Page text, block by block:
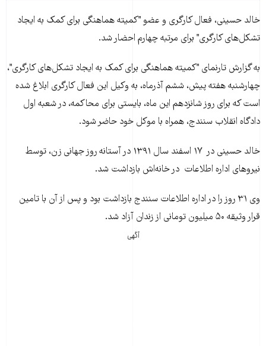
خالد حسینی، فعال کارگری و عضو "کمیته هماهنگی برای کمک به ایجاد
تشکل‌های کارگری" برای مرتبه چهارم احضار شد.
به گزارش تارنمای "کمیته هماهنگی برای کمک به ایجاد تشکل‌های کارگری"،
چهارشنبه هفته پیش، ششم آذرماه، به وکیل این فعال کارگری ابلاغ شده
است که برای روز شانزدهم این ماه، بایستی برای محاکمه، در شعبه اول
دادگاه انقلاب سنندج، همراه با موکل خود حاضر شود.
خالد حسینی در ۱۷ اسفند سال ۱۳۹۱ در آستانه روز جهانی زن، توسط
نیروهای اداره اطلاعات در خانه‌اش بازداشت شد.
وی ۳۱ روز را در اداره اطلاعات سنندج بازداشت بود و پس از آن با تامین
قرار وثیقه ۵۰ میلیون تومانی از زندان آزاد شد.
آگهی